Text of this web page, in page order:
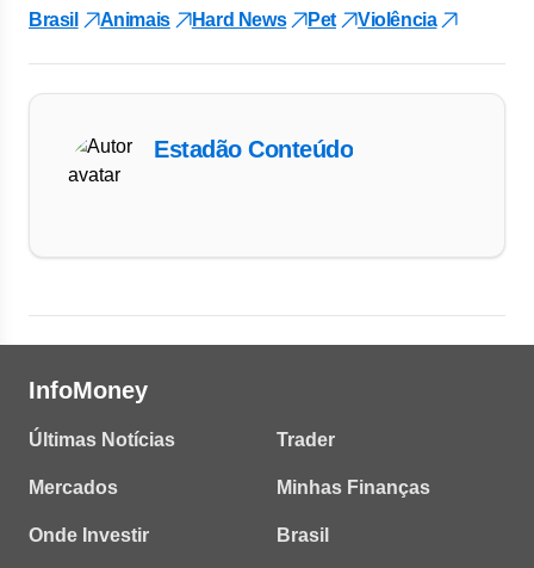
Brasil Animais Hard News Pet Violência
Estadão Conteúdo
InfoMoney
Últimas Notícias
Mercados
Onde Investir
Trader
Minhas Finanças
Brasil